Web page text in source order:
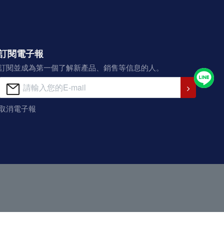
閱電子報
閱並成為第一個了解新產品、銷售等信息的人。
消電子報